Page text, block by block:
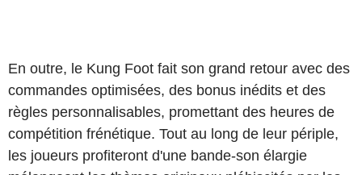
En outre, le Kung Foot fait son grand retour avec des
commandes optimisées, des bonus inédits et des
règles personnalisables, promettant des heures de
compétition frénétique. Tout au long de leur périple,
les joueurs profiteront d'une bande-son élargie